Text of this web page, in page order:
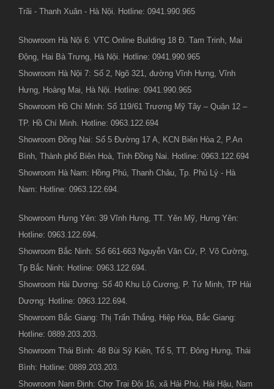
Trãi - Thanh Xuân - Hà Nội. Hotline: 0941.990.965
Showroom Hà Nội 6: VTC Online Building 18 Đ. Tam Trinh, Mai
Động, Hai Bà Trưng, Hà Nội. Hotline: 0941.990.965
Showroom Hà Nội 7: Số 2, Ngõ 321, đường Vĩnh Hưng, Vĩnh
Hưng, Hoàng Mai, Hà Nội. Hotline: 0941.990.965
Showroom Hồ Chí Minh: Số 119/61 Trương Mỹ Tây – Quận 12 –
TP. Hồ Chí Minh. Hotline: 0963.122.694
Showroom Đồng Nai: Số 5 Đường 17 A, KCN Biên Hòa 2, P.An
Bình, Thành phố Biên Hoà, Tỉnh Đồng Nai. Hotline: 0963.122.694
Showroom Hà Nam: Hồng Phú, Thanh Châu, Tp. Phủ Lý - Hà
Nam: Hotline: 0963.122.694.
Showroom Hưng Yên: 39 Vĩnh Hưng, TT. Yên Mỹ, Hưng Yên:
Hotline: 0963.122.694.
Showroom Bắc Ninh: Số 661-663 Nguyễn Văn Cừ, P. Võ Cường,
Tp Bắc Ninh: Hotline: 0963.122.694.
Showroom Hải Dương: Số 40 Khu Lộ Cương, P. Tứ Minh, TP Hải
Dương: Hotline: 0963.122.694.
Showroom Bắc Giang: Thị Trấn Thắng, Hiệp Hòa, Bắc Giang:
Hotline: 0889.203.203.
Showroom Thái Bình: 48 Bùi Sỹ Kiên, Tổ 5, TT. Đông Hưng, Thái
Bình: Hotline: 0889.203.203.
Showroom Nam Định: Chợ Trại Đội 16, xã Hải Phú, Hải Hậu, Nam